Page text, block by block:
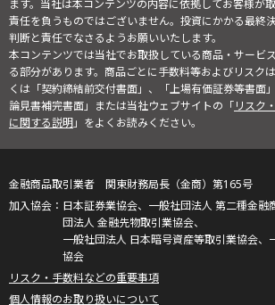
ます。当社は本コンテンツの内容に依拠してお客様が
責任を負うものではございません。投資にかかる最終
判断と責任でなさるようお願いいたします。
本コンテンツでは当社でお取扱している商品・サービ
る部分があります。商品ごとに手数料等およびリスク
くは「契約締結前交付書面」、「上場有価証券等書面
論見書補完書面」または当社ウェブサイトの「リスク
に関する説明」をよくお読みください。
金融商品取引業者 関東財務局長（金商）第165号
日本証券業協会、一般社団法人 第二種金融
団法人 金融先物取引業協会、
一般社団法人 日本暗号資産等取引業協会、
協会
リスク・手数料などの重要事項
個人情報のお取り扱いについて